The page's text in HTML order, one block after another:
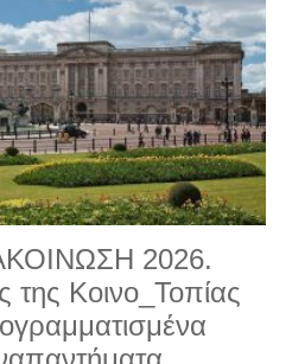
2026.
της Κοινο_Τοπίας